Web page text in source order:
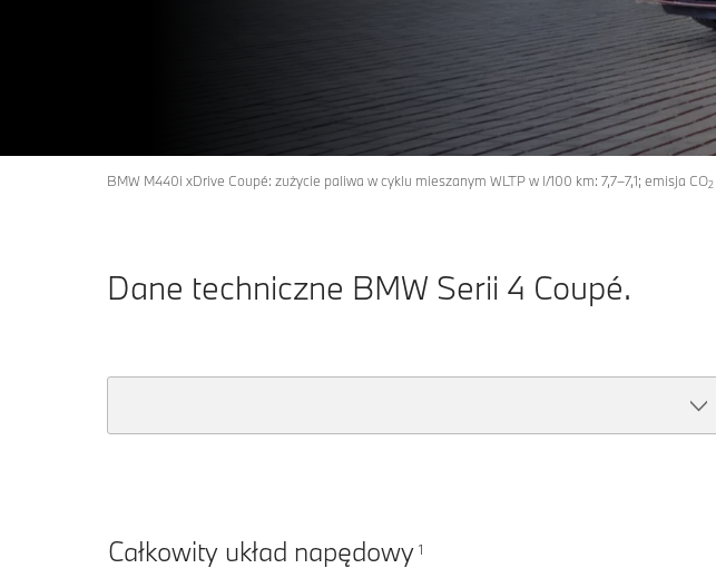
BMW M440i xDrive Coupé: zużycie paliwa w cyklu mieszanym WLTP w l/100 km: 7,7–7,1; emisja CO2
Dane techniczne BMW Serii 4 Coupé.
Całkowity układ napędowy 1